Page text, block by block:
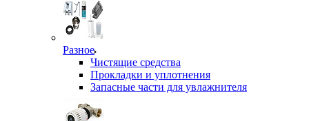
Разное
Чистящие средства
Прокладки и уплотнения
Запасные части для увлажнителя